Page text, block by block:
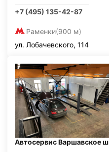
+7 (495) 135-42-87
Раменки(900 м)
ул. Лобачевского, 114
Автосервис Варшавское ш